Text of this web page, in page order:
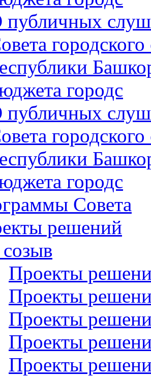
публичных
городс
публичных
городс
Совета
решений
Проекты
Проекты
Проекты
Проекты
Проекты